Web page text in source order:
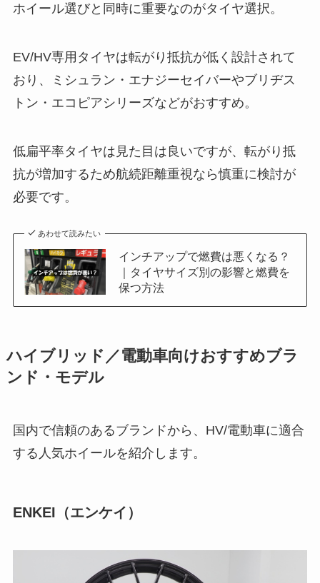
ホイール選びと同時に重要なのがタイヤ選択。
EV/HV専用タイヤは転がり抵抗が低く設計されて
おり、ミシュラン・エナジーセイバーやブリヂス
トン・エコピアシリーズなどがおすすめ。
低扁平率タイヤは見た目は良いですが、転がり抵
抗が増加するため航続距離重視なら慎重に検討が
必要です。
あわせて読みたい
インチアップで燃費は悪くなる？
｜タイヤサイズ別の影響と燃費を
保つ方法
ハイブリッド／電動車向けおすすめブラ
ンド・モデル
国内で信頼のあるブランドから、HV/電動車に適合
する人気ホイールを紹介します。
ENKEI（エンケイ）